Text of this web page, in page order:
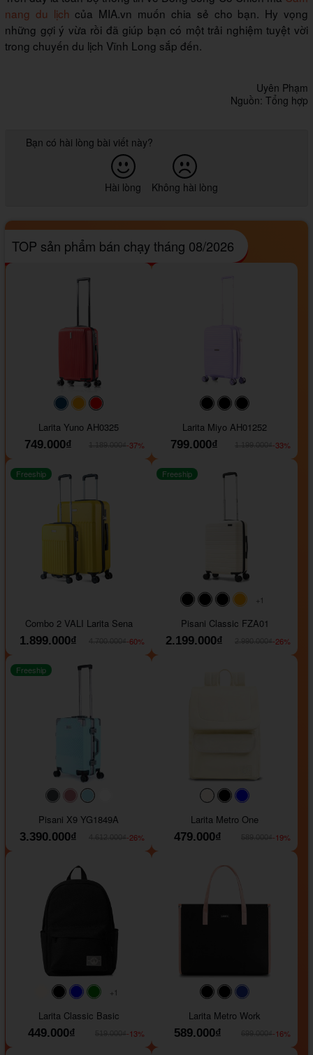
nang du lịch của MIA.vn muốn chia sẻ cho bạn. Hy vọng
những gợi ý vừa rồi đã giúp bạn có một trải nghiệm tuyệt vời
trong chuyến du lịch Vĩnh Long sắp đến.
Uyên Phạm
Nguồn: Tổng hợp
Bạn có hài lòng bài viết này?
Hài lòng Không hài lòng
TOP sản phẩm bán chạy tháng 08/2026
#093f69#ffa500
Larita Yuno AH0325
749.000₫
-37%
#000000#000000
Larita Miyo AH01252
799.000₫
-33%
Freeship
Combo 2 VALI Larita Sena
1.899.000₫
-60%
#000000#000000#000000
+1
Freeship
Pisani Classic FZA01
2.199.000₫
-26%
#40454a#b76e79
Freeship
Pisani X9 YG1849A
3.390.000₫
-26%
#faf0e6#000000
Larita Metro One
479.000₫
-19%
#faf0e6#000000#0000FF
+1
Larita Classic Basic
449.000₫
-13%
#000000#000000
Larita Metro Work
589.000₫
-16%